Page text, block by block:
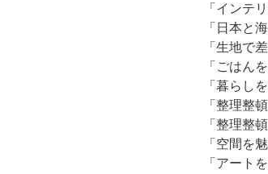
「インテ
「日本と
「生地で
「ごはん
「暮らし
「整理整
「整理整
「空間を
「アート